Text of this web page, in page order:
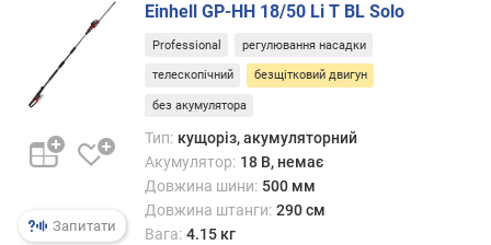
д
у
к
и
Запитати
Einhell GP-HH 18/50 Li T BL Solo
Professional регулювання насадки
телескопічний безщітковий двигун
без акумулятора
Тип: кущоріз, акумуляторний
Акумулятор: 18 В, немає
Довжина шини: 500 мм
Довжина штанги: 290 см
Вага: 4.15 кг